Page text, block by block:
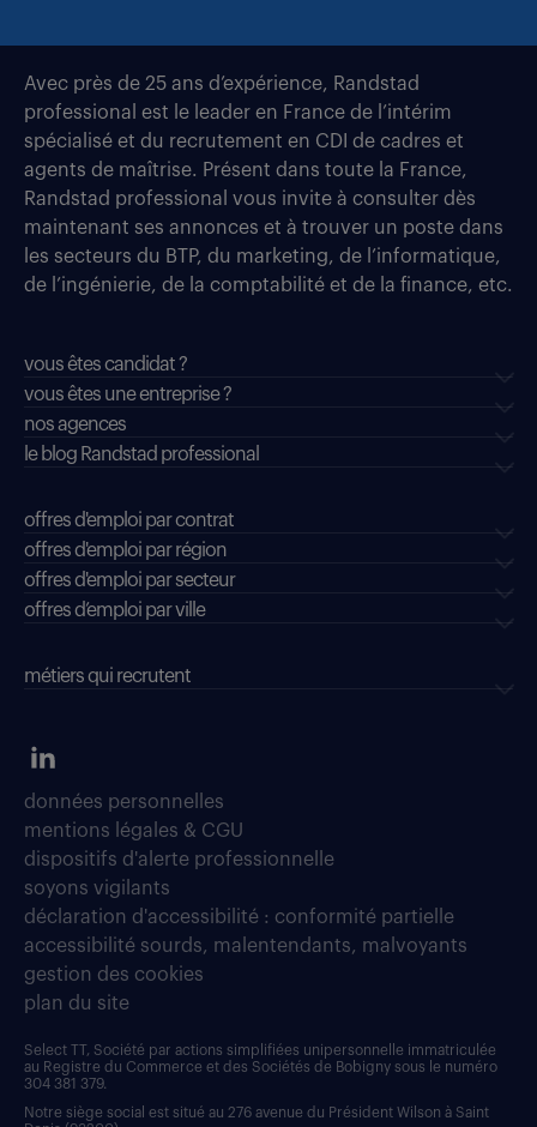
Avec près de 25 ans d’expérience, Randstad
professional est le leader en France de l’intérim
spécialisé et du recrutement en CDI de cadres et
agents de maîtrise. Présent dans toute la France,
Randstad professional vous invite à consulter dès
maintenant ses annonces et à trouver un poste dans
les secteurs du BTP, du marketing, de l’informatique,
de l’ingénierie, de la comptabilité et de la finance, etc.
vous êtes candidat ?
vous êtes une entreprise ?
nos agences
le blog Randstad professional
offres d'emploi par contrat
offres d'emploi par région
offres d'emploi par secteur
offres d’emploi par ville
métiers qui recrutent
données personnelles
mentions légales & CGU
dispositifs d'alerte professionnelle
soyons vigilants
déclaration d'accessibilité : conformité partielle
accessibilité sourds, malentendants, malvoyants
gestion des cookies
plan du site
Select TT, Société par actions simplifiées unipersonnelle immatriculée
au Registre du Commerce et des Sociétés de Bobigny sous le numéro
304 381 379.
Notre siège social est situé au 276 avenue du Président Wilson à Saint